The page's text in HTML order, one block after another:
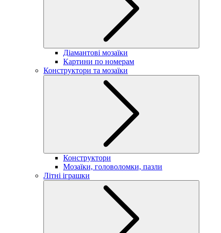
Діамантові мозаїки
Картини по номерам
Конструктори та мозаїки
Конструктори
Мозаїки, головоломки, пазли
Літні іграшки